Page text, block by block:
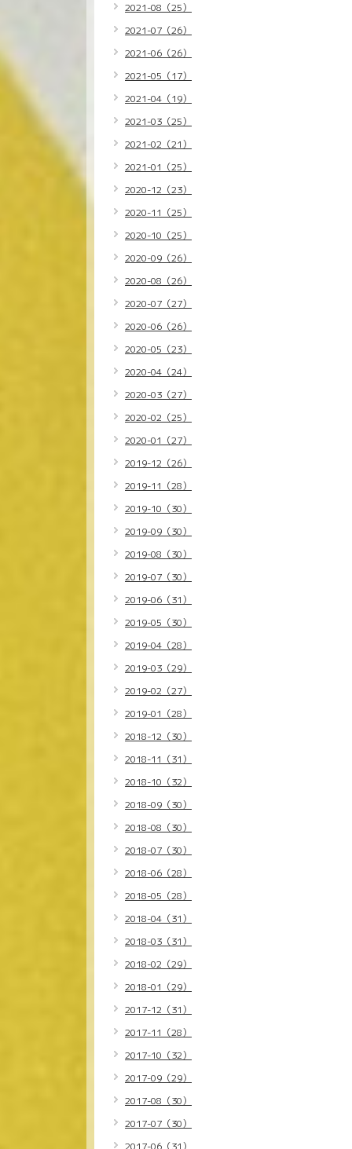
2021-08（25）
2021-07（26）
2021-06（26）
2021-05（17）
2021-04（19）
2021-03（25）
2021-02（21）
2021-01（25）
2020-12（23）
2020-11（25）
2020-10（25）
2020-09（26）
2020-08（26）
2020-07（27）
2020-06（26）
2020-05（23）
2020-04（24）
2020-03（27）
2020-02（25）
2020-01（27）
2019-12（26）
2019-11（28）
2019-10（30）
2019-09（30）
2019-08（30）
2019-07（30）
2019-06（31）
2019-05（30）
2019-04（28）
2019-03（29）
2019-02（27）
2019-01（28）
2018-12（30）
2018-11（31）
2018-10（32）
2018-09（30）
2018-08（30）
2018-07（30）
2018-06（28）
2018-05（28）
2018-04（31）
2018-03（31）
2018-02（29）
2018-01（29）
2017-12（31）
2017-11（28）
2017-10（32）
2017-09（29）
2017-08（30）
2017-07（30）
2017-06（31）